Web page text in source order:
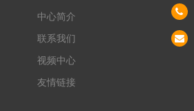
中心简介
联系我们
视频中心
友情链接